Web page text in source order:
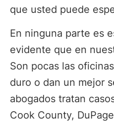
que usted puede
En ninguna parte es
evidente que en
Son pocas las
duro o dan un mejor
abogados tratan
Cook County,